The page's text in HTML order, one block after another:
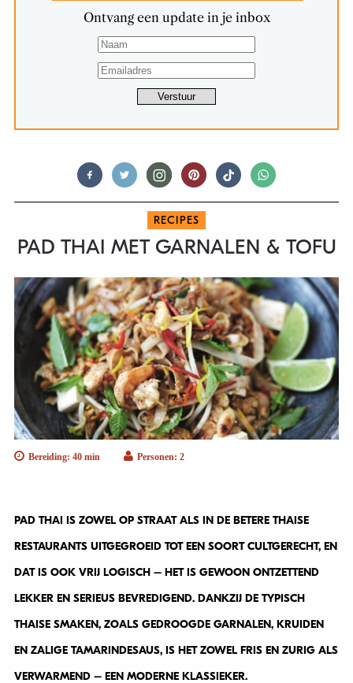
Ontvang een update in je inbox
RECIPES
PAD THAI MET GARNALEN & TOFU
Bereiding: 40 min Personen: 2
PAD THAI IS ZOWEL OP STRAAT ALS IN DE BETERE THAISE
RESTAURANTS UITGEGROEID TOT EEN SOORT CULTGERECHT, EN
DAT IS OOK VRIJ LOGISCH – HET IS GEWOON ONTZETTEND
LEKKER EN SERIEUS BEVREDIGEND. DANKZIJ DE TYPISCH
THAISE SMAKEN, ZOALS GEDROOGDE GARNALEN, KRUIDEN
EN ZALIGE TAMARINDESAUS, IS HET ZOWEL FRIS EN ZURIG ALS
VERWARMEND – EEN MODERNE KLASSIEKER.